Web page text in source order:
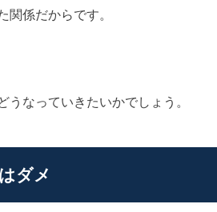
関係だからです。
なっていきたいかでしょう。
ダメ